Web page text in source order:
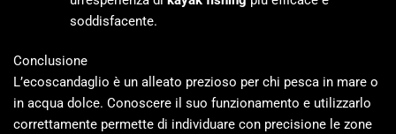
soddisfacente.
Conclusione
L’ecoscandaglio è un alleato prezioso per chi pesca in mare o
in acqua dolce. Conoscere il suo funzionamento e utilizzarlo
correttamente permette di individuare con precisione le zone